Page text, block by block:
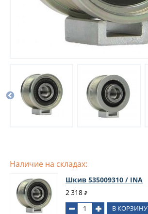
Наличие на складах:
Шкив 535009310 / INA
2 318 ₽
В КОРЗИНУ